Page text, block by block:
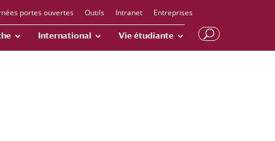
portes ouvertes Outils Intranet Entreprises
International Vie étudiante